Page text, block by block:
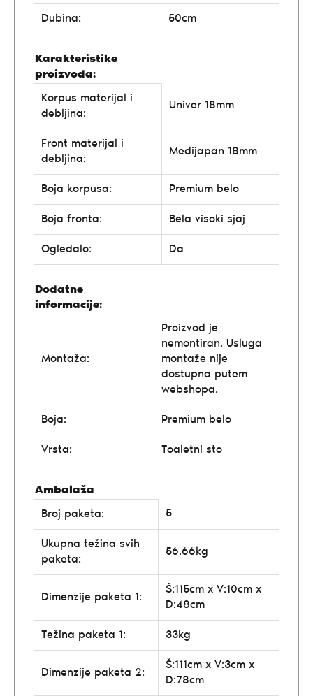
Dubina: 50cm
Karakteristike
proizvoda:
Korpus materijal i
debljina:
Univer 18mm
Front materijal i
debljina:
Medijapan 18mm
Boja korpusa: Premium belo
Boja fronta: Bela visoki sjaj
Ogledalo: Da
Dodatne
informacije:
Montaža:
Proizvod je
nemontiran. Usluga
montaže nije
dostupna putem
webshopa.
Boja: Premium belo
Vrsta: Toaletni sto
Ambalaža
Broj paketa:
5
Ukupna težina svih
paketa:
56.66kg
Dimenzije paketa 1:
Š:115cm x V:10cm x
D:48cm
Težina paketa 1: 33kg
Dimenzije paketa 2:
Š:111cm x V:3cm x
D:78cm